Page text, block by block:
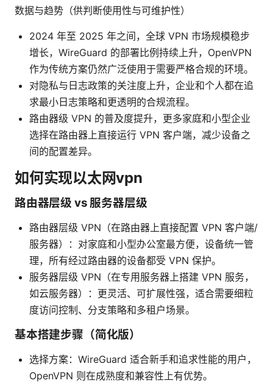
数据与趋势（供判断使用性与可维护性）
2024 年至 2025 年之间，全球 VPN 市场规模稳步
增长，WireGuard 的部署比例持续上升，OpenVPN
作为传统方案仍然广泛使用于需要严格合规的环境。
对隐私与日志政策的关注度上升，企业和个人都在追
求最小日志策略和更透明的合规流程。
路由器级 VPN 的普及度提升，更多家庭和小型企业
选择在路由器上直接运行 VPN 客户端，减少设备之
间的配置差异。
如何实现以太网vpn
路由器层级 vs 服务器层级
路由器层级 VPN（在路由器上直接配置 VPN 客户端/
服务器）：对家庭和小型办公室最方便，设备统一管
理，所有经过路由器的设备都受 VPN 保护。
服务器层级 VPN（在专用服务器上搭建 VPN 服务，
如云服务器）：更灵活、可扩展性强，适合需要细粒
度访问控制、分支策略和多租户场景。
基本搭建步骤（简化版）
选择方案：WireGuard 适合新手和追求性能的用户，
OpenVPN 则在成熟度和兼容性上有优势。